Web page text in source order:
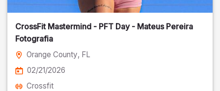
CrossFit Mastermind - PFT Day - Mateus Pereira
Fotografia
Orange County, FL
02/21/2026
Crossfit